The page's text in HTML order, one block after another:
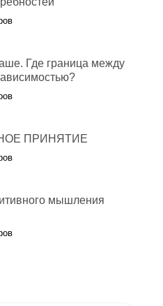
Где граница между
ПРИНЯТИЕ
мышления